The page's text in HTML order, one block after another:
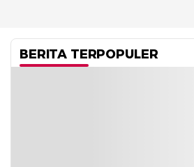
BERITA TERPOPULER